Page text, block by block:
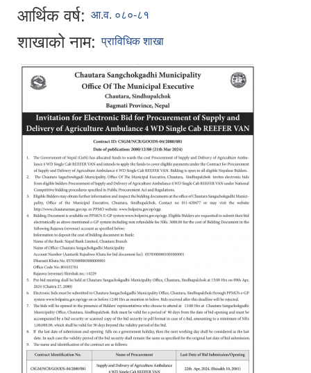
आर्थिक वर्ष: आ.व. ०८०-८१
शाखाको नाम: प्राविधिक शाखा